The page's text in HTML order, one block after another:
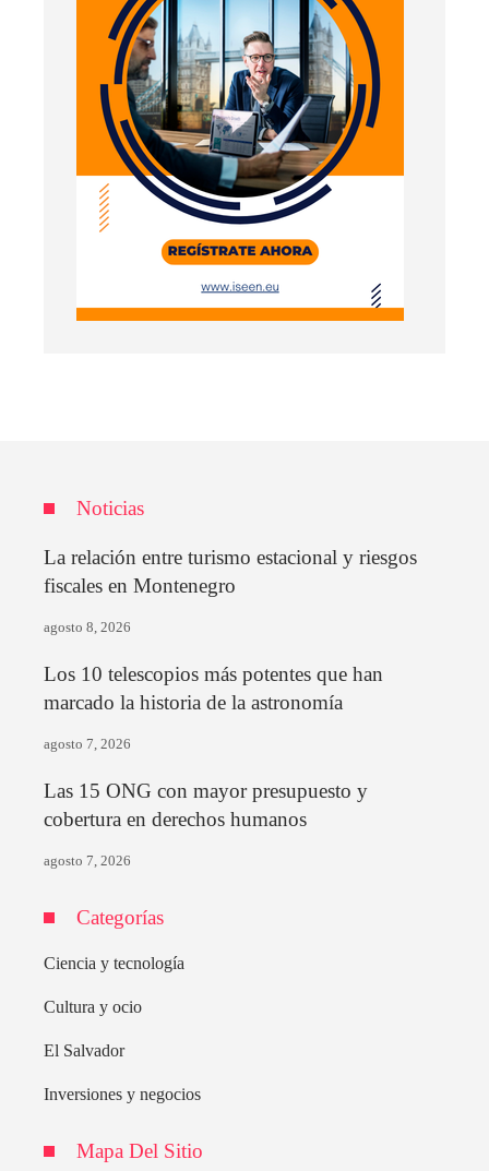
Noticias
La relación entre turismo estacional y riesgos
fiscales en Montenegro
agosto 8, 2026
Los 10 telescopios más potentes que han
marcado la historia de la astronomía
agosto 7, 2026
Las 15 ONG con mayor presupuesto y
cobertura en derechos humanos
agosto 7, 2026
Categorías
Ciencia y tecnología
Cultura y ocio
El Salvador
Inversiones y negocios
Mapa Del Sitio